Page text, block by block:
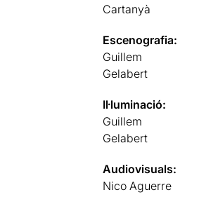
Cartanyà
Escenografia:
Guillem
Gelabert
Il·luminació:
Guillem
Gelabert
Audiovisuals:
Nico Aguerre